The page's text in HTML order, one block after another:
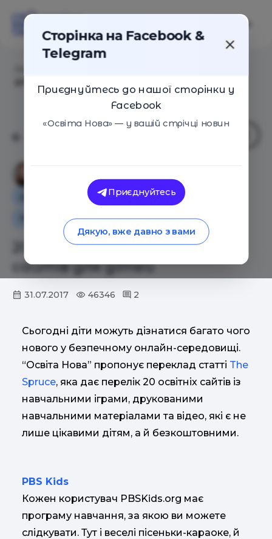
Додаткова освіта для дітей
Навчальні матеріали
20 безкоштовних освітніх
сайтів для дітей
31.07.2017 46346 2
Сьогодні діти можуть дізнатися багато чого
нового у безпечному онлайн-середовищі.
“Освіта Нова” пропонує переклад статті The
Spruce, яка дає перелік 20 освітніх сайтів із
навчальними іграми, друкованими
навчальними матеріалами та відео, які є не
лише цікавими дітям, а й безкоштовними.
PBS Kids
Кожен користувач PBSKids.org має
програму навчання, за якою ви можете
слідкувати. Тут і веселі пісеньки-караоке, й
Сторінка на Facebook &
Telegram
Приєднуйтесь до нашої сторінки у
Facebook
«Освіта Нова» — у вашій стрічці новин
Приєднуйтесь
Дякую, вже давно з вами